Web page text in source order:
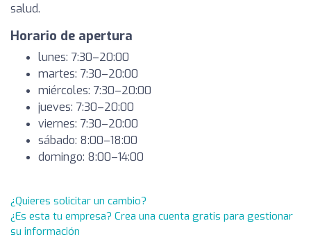
salud.
Horario de apertura
lunes: 7:30–20:00
martes: 7:30–20:00
miércoles: 7:30–20:00
jueves: 7:30–20:00
viernes: 7:30–20:00
sábado: 8:00–18:00
domingo: 8:00–14:00
¿Quieres solicitar un cambio?
¿Es esta tu empresa? Crea una cuenta gratis para gestionar
su información